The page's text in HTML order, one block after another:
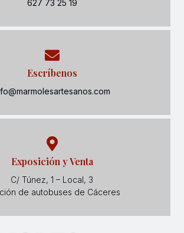
627 73 25 19
Escríbenos
Exposición y Venta
C/ Túnez, 1 – Local, 3
de autobuses de Cáceres